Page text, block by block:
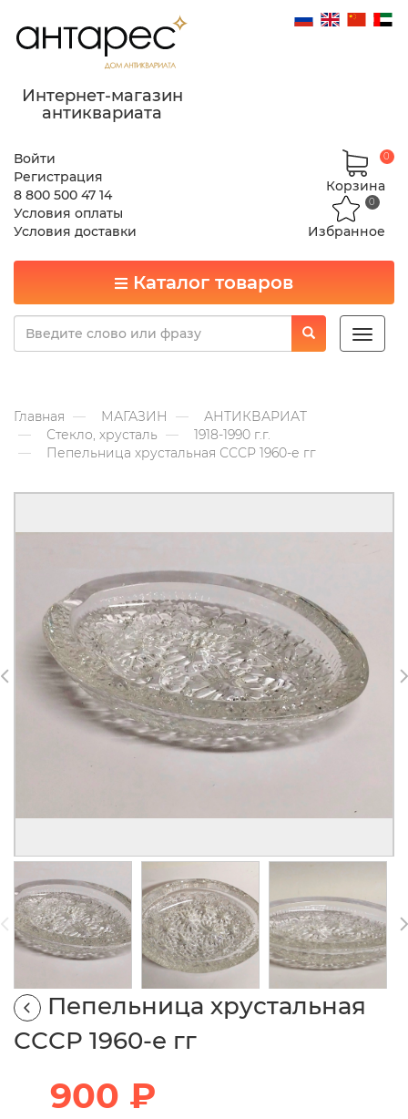
Интернет-магазин
антиквариата
Войти
Регистрация
8 800 500 47 14
Условия оплаты
Условия доставки
Корзина
0
Избранное
0
Каталог товаров
Toggle
Главная МАГАЗИН
АНТИКВАРИАТ
Стекло, хрусталь
1918-1990 г.г.
Пепельница хрустальная СССР 1960-е гг
Пепельница хрустальная
СССР 1960-е гг
900 ₽